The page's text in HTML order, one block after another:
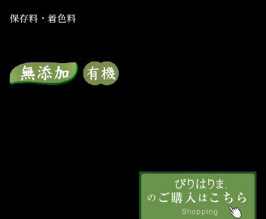
保存料・着色料